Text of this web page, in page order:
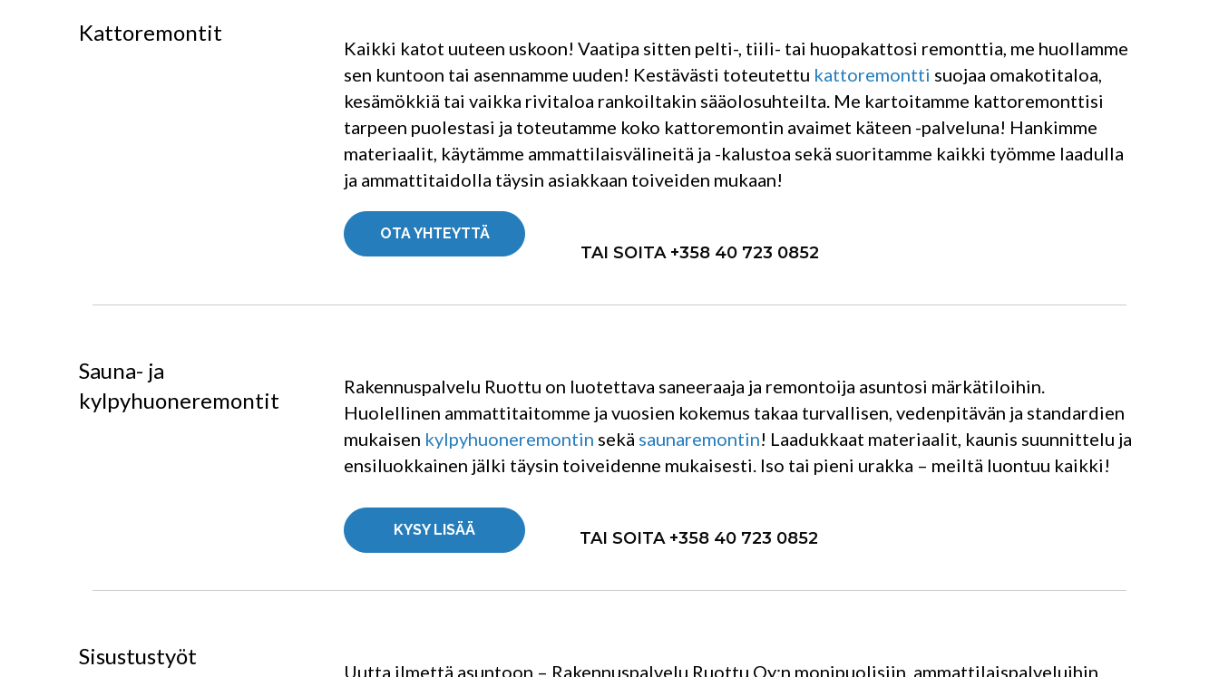
Kattoremontit
Kaikki katot uuteen uskoon! Vaatipa sitten pelti-, tiili- tai huopakattosi remonttia, me huollamme
sen kuntoon tai asennamme uuden! Kestävästi toteutettu kattoremontti suojaa omakotitaloa,
kesämökkiä tai vaikka rivitaloa rankoiltakin sääolosuhteilta. Me kartoitamme kattoremonttisi
tarpeen puolestasi ja toteutamme koko kattoremontin avaimet käteen -palveluna! Hankimme
materiaalit, käytämme ammattilaisvälineitä ja -kalustoa sekä suoritamme kaikki työmme laadulla
ja ammattitaidolla täysin asiakkaan toiveiden mukaan!
OTA YHTEYTTÄ
TAI SOITA +358 40 723 0852
Sauna- ja
kylpyhuoneremontit
Rakennuspalvelu Ruottu on luotettava saneeraaja ja remontoija asuntosi märkätiloihin.
Huolellinen ammattitaitomme ja vuosien kokemus takaa turvallisen, vedenpitävän ja standardien
mukaisen kylpyhuoneremontin sekä saunaremontin! Laadukkaat materiaalit, kaunis suunnittelu ja
ensiluokkainen jälki täysin toiveidenne mukaisesti. Iso tai pieni urakka – meiltä luontuu kaikki!
KYSY LISÄÄ TAI SOITA +358 40 723 0852
Sisustustyöt
Uutta ilmettä asuntoon – Rakennuspalvelu Ruottu Oy:n monipuolisiin, ammattilaispalveluihin